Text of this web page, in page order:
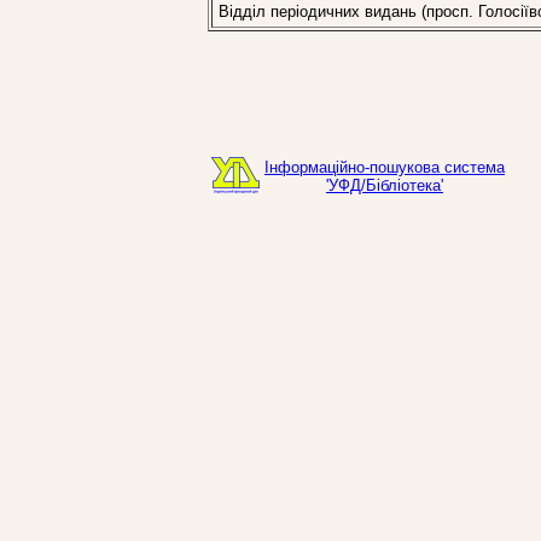
Відділ періодичних видань (просп.
Інформаційно-пошукова система
'УФД/Бібліотека'